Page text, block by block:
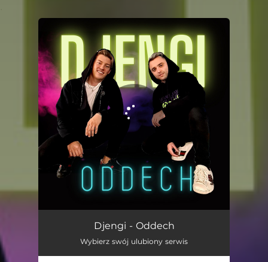
You're all set!
Djengi - Oddech
Wybierz swój ulubiony serwis